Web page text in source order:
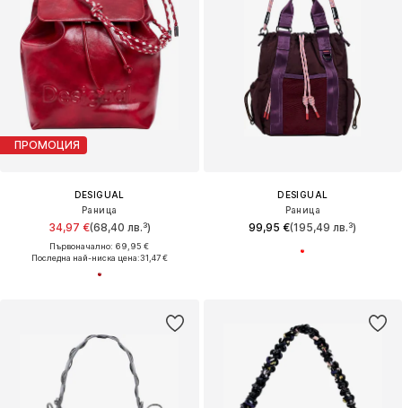
ПРОМОЦИЯ
DESIGUAL
Раница
34,97 €(68,40 лв.³)
Първоначално: 69,95 €
Последна най-ниска цена:31,47 €
DESIGUAL
Раница
99,95 €(195,49 лв.³)